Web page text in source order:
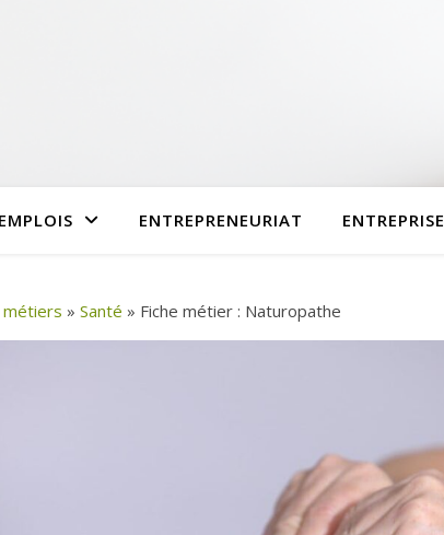
EMPLOIS ENTREPRENEURIAT ENTREPRISE
métiers » Santé » Fiche métier : Naturopathe